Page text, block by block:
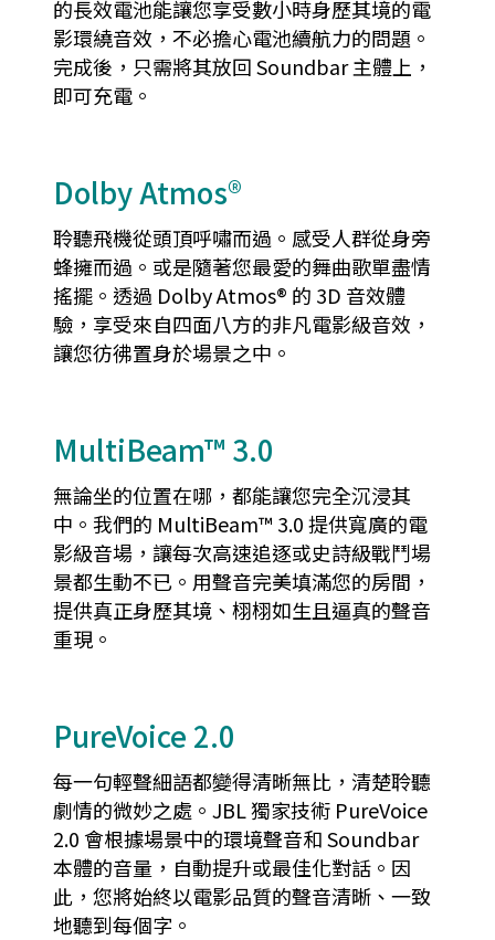
的長效電池能讓您享受數小時身歷其境的電
影環繞音效，不必擔心電池續航力的問題。
完成後，只需將其放回 Soundbar 主體上，
即可充電。
Dolby Atmos®
聆聽飛機從頭頂呼嘯而過。感受人群從身旁
蜂擁而過。或是隨著您最愛的舞曲歌單盡情
搖擺。透過 Dolby Atmos® 的 3D 音效體
驗，享受來自四面八方的非凡電影級音效，
讓您彷彿置身於場景之中。
MultiBeam™ 3.0
無論坐的位置在哪，都能讓您完全沉浸其
中。我們的 MultiBeam™ 3.0 提供寬廣的電
影級音場，讓每次高速追逐或史詩級戰鬥場
景都生動不已。用聲音完美填滿您的房間，
提供真正身歷其境、栩栩如生且逼真的聲音
重現。
PureVoice 2.0
每一句輕聲細語都變得清晰無比，清楚聆聽
劇情的微妙之處。JBL 獨家技術 PureVoice
2.0 會根據場景中的環境聲音和 Soundbar
本體的音量，自動提升或最佳化對話。因
此，您將始終以電影品質的聲音清晰、一致
地聽到每個字。